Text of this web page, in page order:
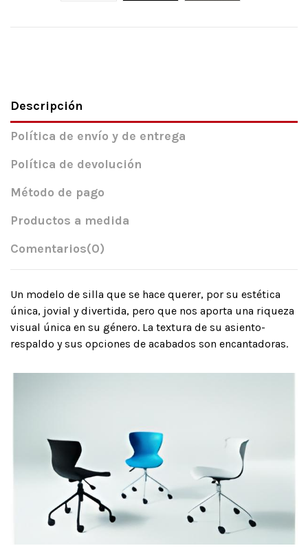
Descripción
Política de envío y de entrega
Política de devolución
Método de pago
Productos a medida
Comentarios(0)
Un modelo de silla que se hace querer, por su estética
única, jovial y divertida, pero que nos aporta una riqueza
visual única en su género. La textura de su asiento-
respaldo y sus opciones de acabados son encantadoras.